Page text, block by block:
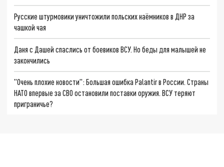
Русские штурмовики уничтожили польских наёмников в ДНР за
чашкой чая
Даня с Дашей спаслись от боевиков ВСУ. Но беды для малышей не
закончились
"Очень плохие новости": Большая ошибка Palantir в России. Страны
НАТО впервые за СВО остановили поставки оружия. ВСУ теряют
приграничье?